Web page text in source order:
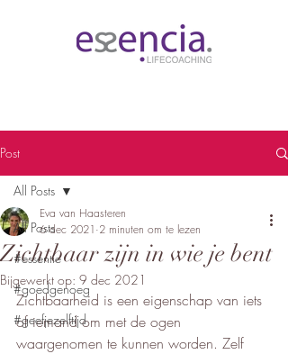
Post
All Posts
#essentie
#goedgenoeg
#geefjezelftijd
All Posts
Zichtbaar zijn in wie je bent
Eva van Haasteren
6 dec 2021 2 minuten om te lezen
Bijgewerkt op: 9 dec 2021
Zichtbaarheid is een eigenschap van iets
of iemand om met de ogen
waargenomen te kunnen worden. Zelf